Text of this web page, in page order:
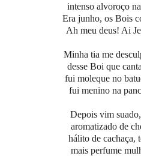
intenso alvoroço
Era junho, os Bois
Ah meu deus! Ai
Minha tia me
desse Boi que
fui moleque no
fui menino na
Depois vim
aromatizado de
hálito de cachaça,
mais perfume